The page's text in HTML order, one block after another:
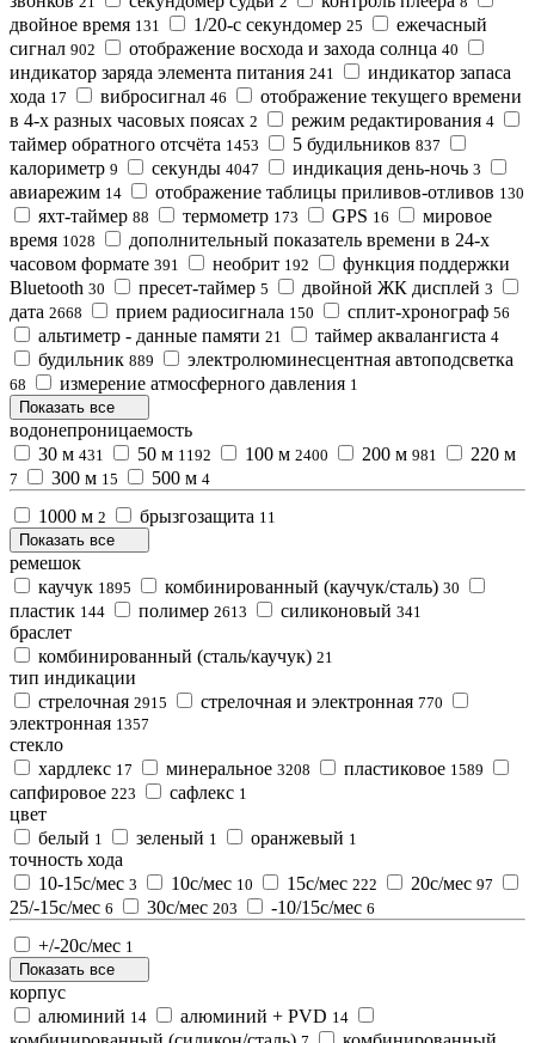
двойное время 131 1/20-с секундомер 25
ежечасный
сигнал 902 отображение восхода и захода солнца 40
индикатор зарядa элемента питания 241
индикатор запаса
хода 17 вибросигнал 46
отображение текущего времени
в 4-х разных часовых поясах 2 режим редактирования 4
таймер обратного отсчёта 1453 5 будильников 837
калориметр 9 секунды 4047 индикация день-ночь 3
авиарежим 14 отображение таблицы приливов-отливов 130
яхт-таймер 88 термометр 173 GPS 16
мировое
время 1028
дополнительный показатель времени в 24-х
часовом формате 391 необрит 192
функция поддержки
Bluetooth 30 пресет-таймер 5 двойной ЖК дисплей 3
дата 2668 прием радиосигнала 150 сплит-хронограф 56
альтиметр - данные памяти 21 таймер аквалангиста 4
будильник 889 электролюминесцентная автоподсветка
68 измерение атмосферного давления 1
Показать все
водонепроницаемость
30 м 431 50 м 1192 100 м 2400 200 м 981 220 м
7 300 м 15 500 м 4
1000 м 2 брызгозащита 11
Показать все
ремешок
каучук 1895 комбинированный (каучук/сталь) 30
пластик 144 полимер 2613 силиконовый 341
браслет
комбинированный (сталь/каучук) 21
тип индикации
стрелочная 2915 стрелочная и электронная 770
электронная 1357
стекло
xардлекс 17 минеральное 3208 пластиковое 1589
сапфировое 223 сафлекс 1
цвет
белый 1 зеленый 1 оранжевый 1
точность хода
10-15с/мес 3 10с/мес 10 15с/мес 222 20с/мес 97
25/-15с/мес 6 30с/мес 203 -10/15с/мес 6
+/-20с/мес 1
Показать все
корпус
алюминий 14 алюминий + PVD 14